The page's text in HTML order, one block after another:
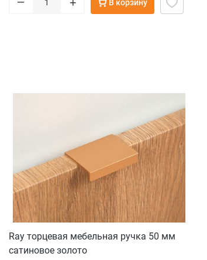
В корзину
Ray торцевая мебельная ручка 50 мм
сатиновое золото